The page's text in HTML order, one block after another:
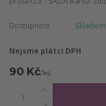
Dostupnost Skladem
Nejsme plátci DPH
90 Kč/ks